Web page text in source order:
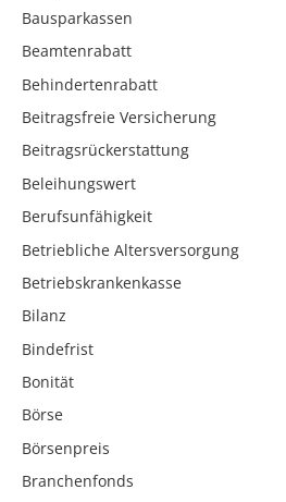
Bausparkassen
Beamtenrabatt
Behindertenrabatt
Beitragsfreie Versicherung
Beitragsrückerstattung
Beleihungswert
Berufsunfähigkeit
Betriebliche Altersversorgung
Betriebskrankenkasse
Bilanz
Bindefrist
Bonität
Börse
Börsenpreis
Branchenfonds